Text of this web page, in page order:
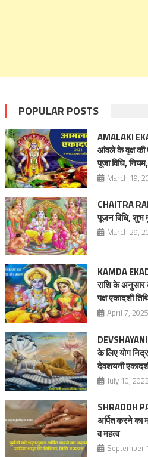
POPULAR POSTS
AMALAKI
आंवले के वृक्ष की
पूजा विधि,
March 19,
CHAITRA
पूजन विधि, शुभ
March 29,
KAMDA
राशि के अनुसार
पक्ष एकादशी
April 7, 2025
के लिए योग
देवशयनी
July 10, 2022
SHRADDH
अर्पित करने का
व महत्व
September